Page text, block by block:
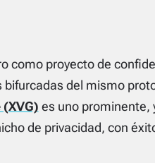
como proyecto de
del mismo
es uno prominente,
de privacidad, con